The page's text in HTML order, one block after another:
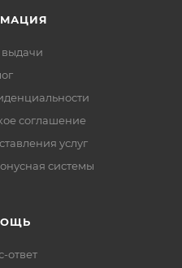
соглашение
услуг
системы
ответ